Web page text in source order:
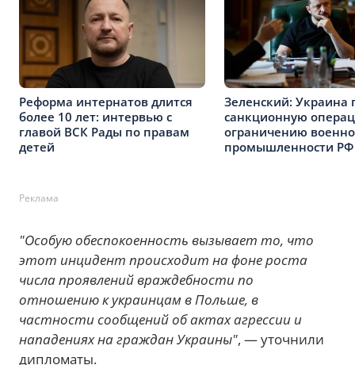
Реформа интернатов длится
более 10 лет: интервью с
главой ВСК Рады по правам
детей
Зеленский: Украина
санкционную
ограничению
промышленности РФ
Реклама
"Особую обеспокоенность вызывает то, что
этот инцидент происходит на фоне роста
числа проявлений враждебности по
отношению к украинцам в Польше, в
частности сообщений об актах агрессии и
нападениях на граждан Украины", — уточнили
дипломаты.